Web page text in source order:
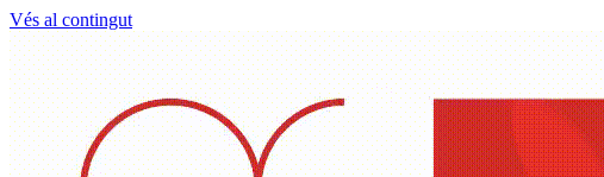
Vés al contingut